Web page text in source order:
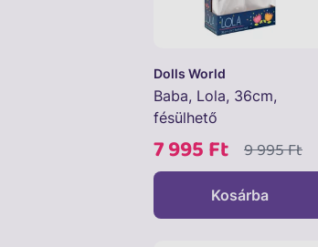
Dolls World
Baba, Lola, 36cm,
fésülhető
7 995 Ft 9 995 Ft
Kosárba